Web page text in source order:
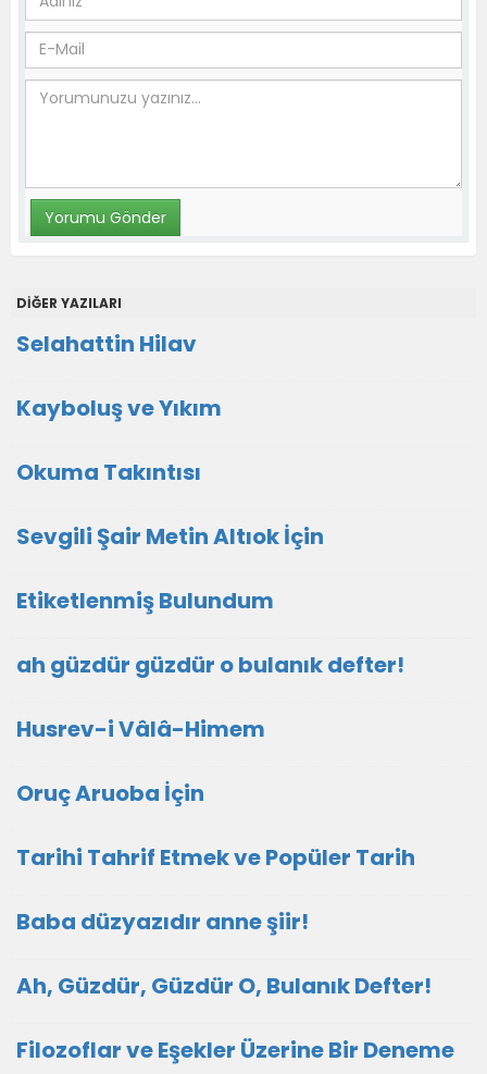
DİĞER YAZILARI
Selahattin Hilav
Kayboluş ve Yıkım
Okuma Takıntısı
Sevgili Şair Metin Altıok İçin
Etiketlenmiş Bulundum
ah güzdür güzdür o bulanık defter!
Husrev-i Vâlâ-Himem
Oruç Aruoba İçin
Tarihi Tahrif Etmek ve Popüler Tarih
Baba düzyazıdır anne şiir!
Ah, Güzdür, Güzdür O, Bulanık Defter!
Filozoflar ve Eşekler Üzerine Bir Deneme